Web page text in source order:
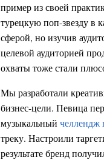
пример из своей
турецкую поп-звезду в
сферой, но изучив
целевой аудиторией
охваты тоже стали
Мы разработали
бизнес-цели. Певица
музыкальный челлендж
треку. Настроили
результате бренд